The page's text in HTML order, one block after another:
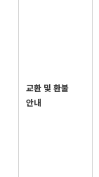
교환 및 환불
안내